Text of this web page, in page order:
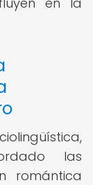
las
romántica